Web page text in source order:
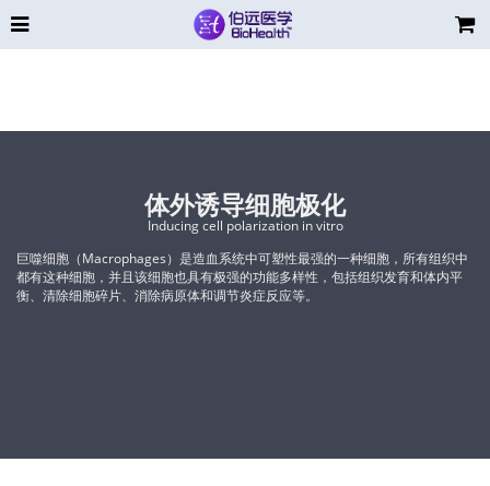
体外诱导细胞极化
Inducing cell polarization in vitro
巨噬细胞（Macrophages）是造血系统中可塑性最强的一种细胞，所有组织中
都有这种细胞，并且该细胞也具有极强的功能多样性，包括组织发育和体内平
衡、清除细胞碎片、消除病原体和调节炎症反应等。